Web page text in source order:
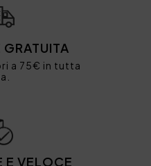
a 75€ in tutta
E VELOCE